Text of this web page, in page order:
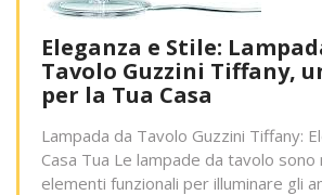
Eleganza e Stile:
Tavolo Guzzini Tiffany,
per la Tua Casa
Lampada da Tavolo Guzzini Tiffany:
Casa Tua Le lampade da tavolo sono
elementi funzionali per illuminare gli